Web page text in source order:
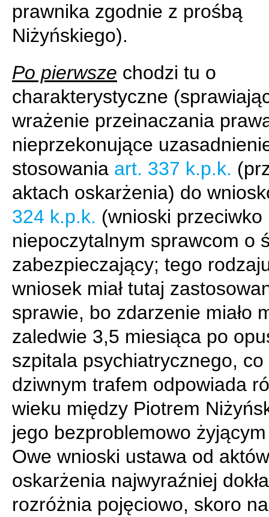
prawnika zgodnie z prośbą
Niżyńskiego).
Po pierwsze chodzi tu o
charakterystyczne
wrażenie przeinaczania
nieprzekonujące
stosowania art. 337 k.p.k.
aktach oskarżenia) do
324 k.p.k. (wnioski przeciwko
niepoczytalnym sprawcom o
zabezpieczający; tego
wniosek miał tutaj
sprawie, bo zdarzenie miało
zaledwie 3,5 miesiąca po
szpitala psychiatrycznego,
dziwnym trafem odpowiada
wieku między Piotrem
jego bezproblemowo
Owe wnioski ustawa od aktów
oskarżenia najwyraźniej
rozróżnia pojęciowo, skoro